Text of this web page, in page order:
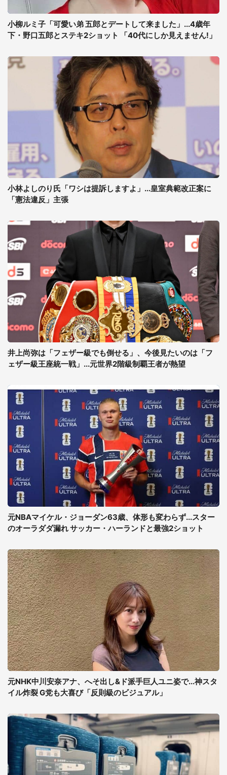
小柳ルミ子「可愛い弟 五郎とデートして来ました」...4歳年
下・野口五郎とステキ2ショット 「40代にしか見えません!」
小林よしのり氏「ワシは提訴しますよ」...皇室典範改正案に
「憲法違反」主張
井上尚弥は「フェザー級でも倒せる」、今後見たいのは「フ
ェザー級王座統一戦」...元世界2階級制覇王者が熱望
元NBAマイケル・ジョーダン63歳、体形も変わらず...スター
のオーラダダ漏れ サッカー・ハーランドと最強2ショット
元NHK中川安奈アナ、へそ出し&ド派手巨人ユニ姿で...神スタ
イル炸裂 G党も大喜び「反則級のビジュアル」